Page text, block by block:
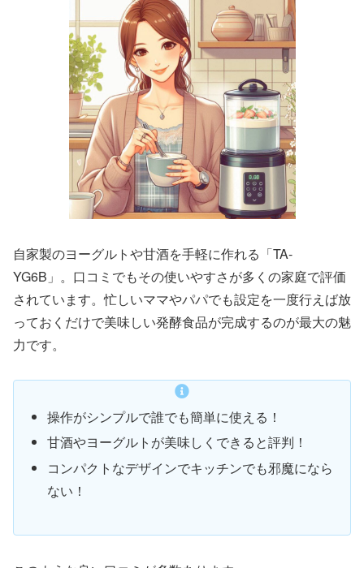
自家製のヨーグルトや甘酒を手軽に作れる「TA-
YG6B」。口コミでもその使いやすさが多くの家庭で評価
されています。忙しいママやパパでも設定を一度行えば放
っておくだけで美味しい発酵食品が完成するのが最大の魅
力です。
操作がシンプルで誰でも簡単に使える！
甘酒やヨーグルトが美味しくできると評判！
コンパクトなデザインでキッチンでも邪魔になら
ない！